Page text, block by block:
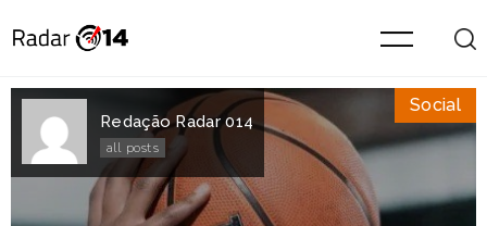
Redação Radar 014
all posts
Social